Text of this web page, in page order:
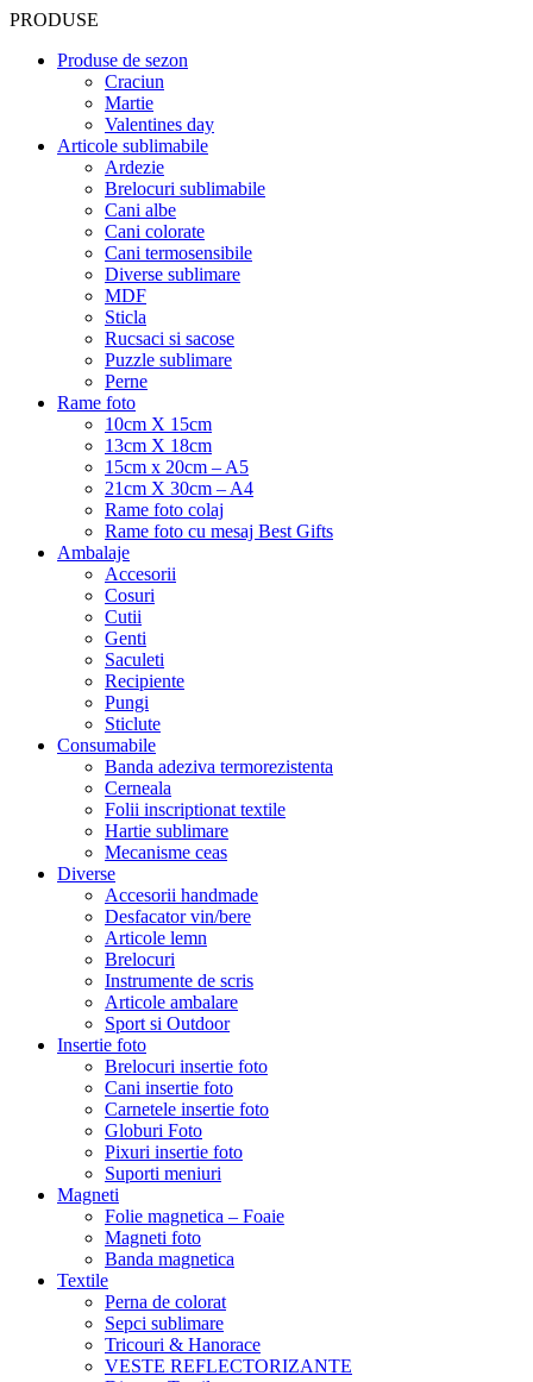
PRODUSE
Produse de sezon
Craciun
Martie
Valentines day
Articole sublimabile
Ardezie
Brelocuri sublimabile
Cani albe
Cani colorate
Cani termosensibile
Diverse sublimare
MDF
Sticla
Rucsaci si sacose
Puzzle sublimare
Perne
Rame foto
10cm X 15cm
13cm X 18cm
15cm x 20cm – A5
21cm X 30cm – A4
Rame foto colaj
Rame foto cu mesaj Best Gifts
Ambalaje
Accesorii
Cosuri
Cutii
Genti
Saculeti
Recipiente
Pungi
Sticlute
Consumabile
Banda adeziva termorezistenta
Cerneala
Folii inscriptionat textile
Hartie sublimare
Mecanisme ceas
Diverse
Accesorii handmade
Desfacator vin/bere
Articole lemn
Brelocuri
Instrumente de scris
Articole ambalare
Sport si Outdoor
Insertie foto
Brelocuri insertie foto
Cani insertie foto
Carnetele insertie foto
Globuri Foto
Pixuri insertie foto
Suporti meniuri
Magneti
Folie magnetica – Foaie
Magneti foto
Banda magnetica
Textile
Perna de colorat
Sepci sublimare
Tricouri & Hanorace
VESTE REFLECTORIZANTE